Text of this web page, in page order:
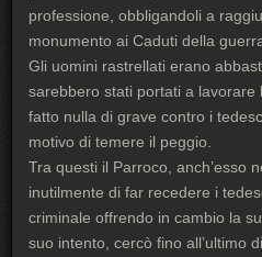
professione, obbligandoli a
monumento ai Caduti della guerra
Gli uomini rastrellati erano
sarebbero stati portati a lavorare
fatto nulla di grave contro i
motivo di temere il peggio.
Tra questi il Parroco, anch’esso
inutilmente di far recedere i
criminale offrendo in cambio la
suo intento, cercò fino all’ultimo